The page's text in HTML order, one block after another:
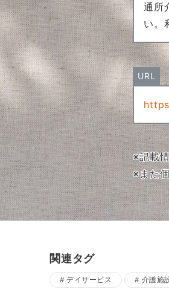
通所
い。
URL
※記載
※また
関連タグ
デイサービス 介護施